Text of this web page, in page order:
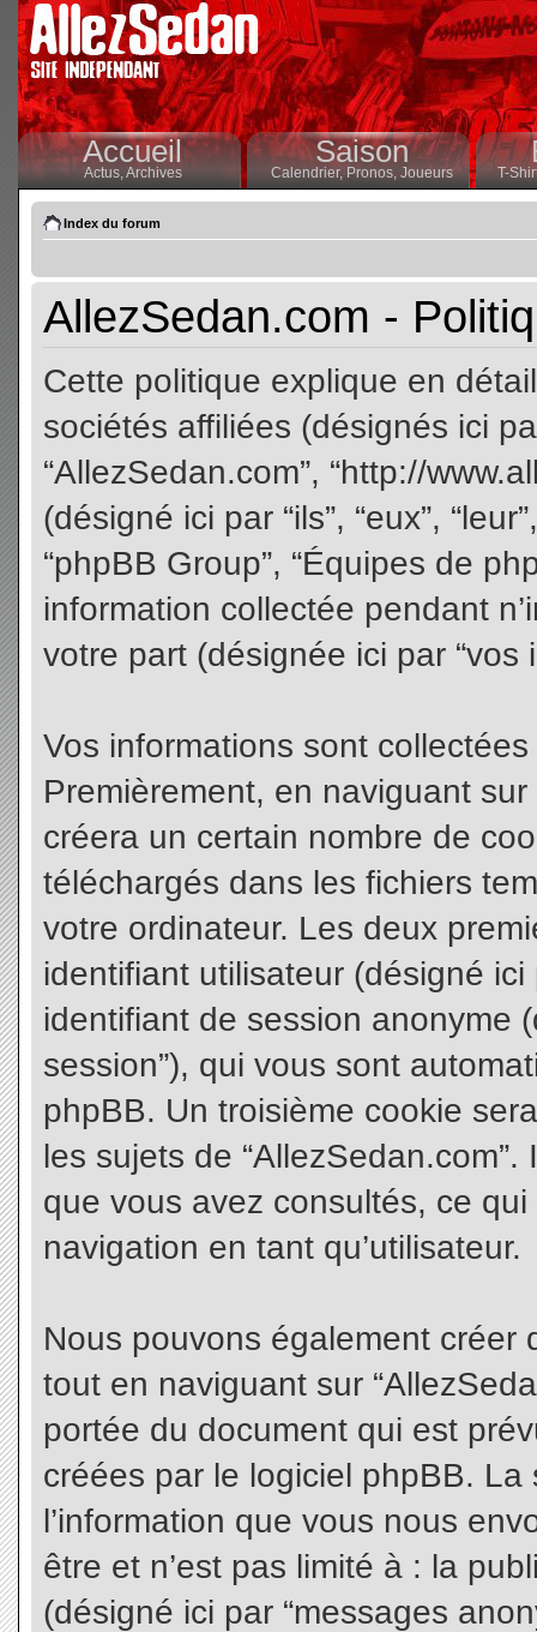
Accueil
Actus,Archives
Saison
Calendrier,Pronos, Joueurs T-
Index du forum
AllezSedan.com -
Cette politique explique en
sociétés affiliées (désignés ici
“AllezSedan.com”, “http://
(désigné ici par “ils”, “eux”,
“phpBB Group”, “Équipes de
information collectée pendant
votre part (désignée ici par “vos
Vos informations sont
Premièrement, en naviguant
créera un certain nombre de
téléchargés dans les fichiers
votre ordinateur. Les deux
identifiant utilisateur (désigné ici
identifiant de session anonyme
session”), qui vous sont
phpBB. Un troisième cookie
les sujets de
que vous avez consultés, ce
navigation en tant qu’utilisateur.
Nous pouvons également créer
tout en naviguant sur
portée du document qui est
créées par le logiciel phpBB.
l’information que vous nous
être et n’est pas limité à : la
(désigné ici par “messages